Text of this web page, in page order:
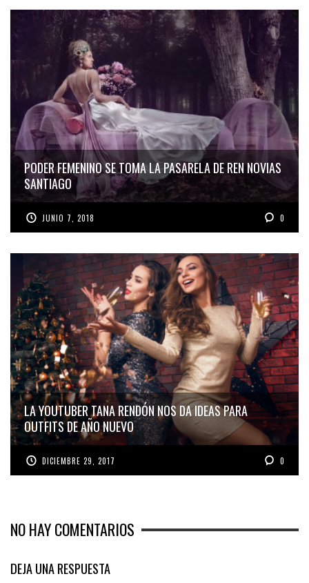
PODER FEMENINO SE TOMA LA PASARELA DE REN NOVIAS
SANTIAGO
JUNIO 7, 2018 0
LA YOUTUBER TANA RENDÓN NOS DA IDEAS PARA
OUTFITS DE AÑO NUEVO
DICIEMBRE 29, 2017 0
NO HAY COMENTARIOS
DEJA UNA RESPUESTA